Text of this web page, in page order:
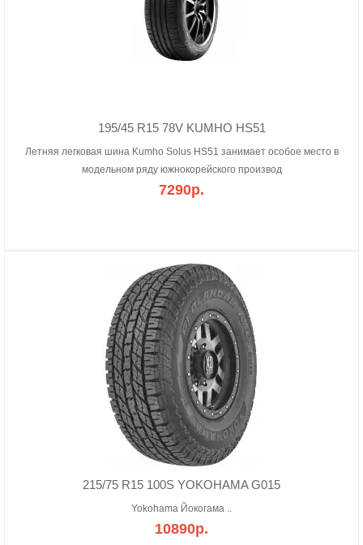
195/45 R15 78V KUMHO HS51
Летняя легковая шина Kumho Solus HS51 занимает особое место в
модельном ряду южнокорейского производ
7290р.
215/75 R15 100S YOKOHAMA G015
Yokohama Йокогама ..
10890р.